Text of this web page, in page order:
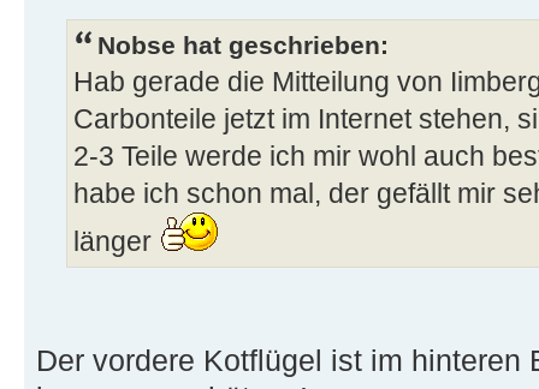
Nobse hat geschrieben:
Hab gerade die Mitteilung von
Carbonteile jetzt im Internet stehen,
2-3 Teile werde ich mir wohl auch
habe ich schon mal, der gefällt mir
länger
Der vordere Kotflügel ist im hinteren